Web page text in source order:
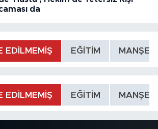
da
EDİLMEMİŞ EĞİTİM MANŞET
EDİLMEMİŞ EĞİTİM MANŞET